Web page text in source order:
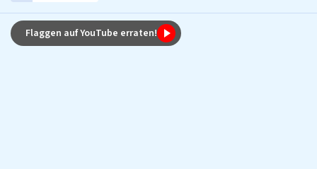
Flaggen auf YouTube erraten!